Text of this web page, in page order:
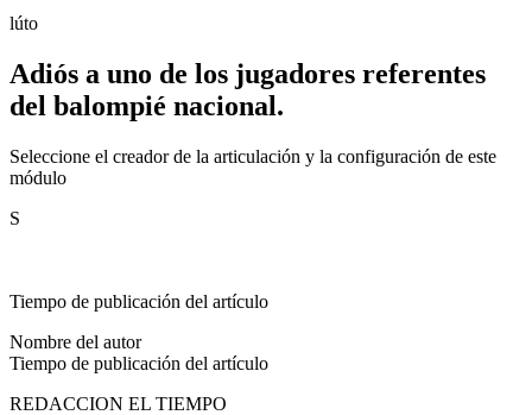
lúto
Adiós a uno de los jugadores referentes
del balompié nacional.
Seleccione el creador de la articulación y la configuración de este
módulo
S
Tiempo de publicación del artículo
Nombre del autor
Tiempo de publicación del artículo
REDACCION EL TIEMPO